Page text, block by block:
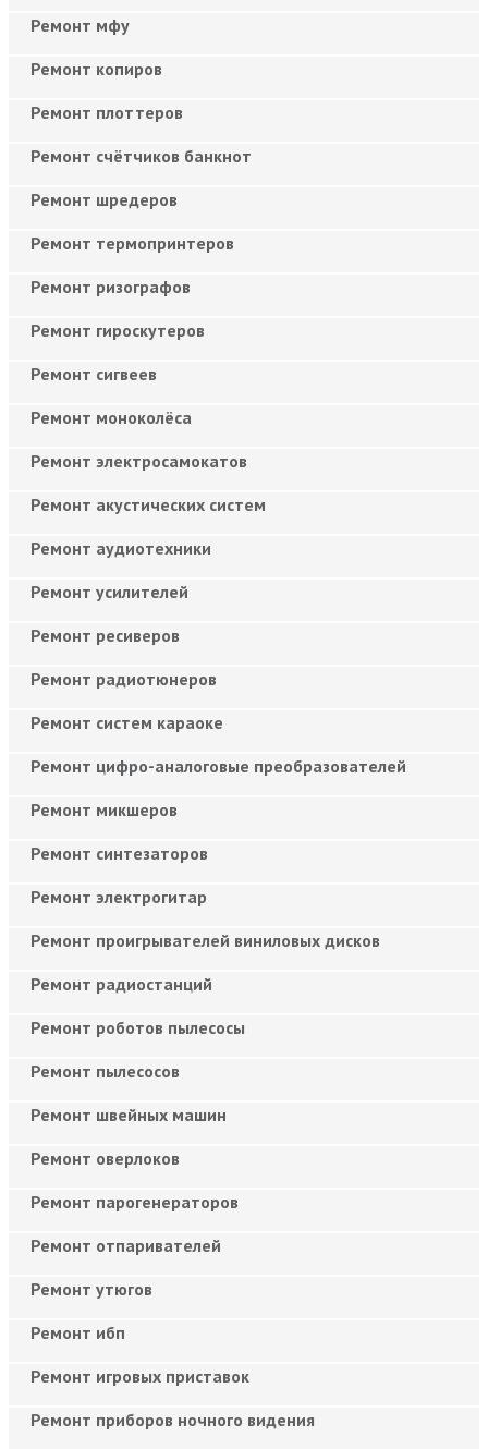
Ремонт мфу
Ремонт копиров
Ремонт плоттеров
Ремонт счётчиков банкнот
Ремонт шредеров
Ремонт термопринтеров
Ремонт ризографов
Ремонт гироскутеров
Ремонт сигвеев
Ремонт моноколёса
Ремонт электросамокатов
Ремонт акустических систем
Ремонт аудиотехники
Ремонт усилителей
Ремонт ресиверов
Ремонт радиотюнеров
Ремонт систем караоке
Ремонт цифро-аналоговые преобразователей
Ремонт микшеров
Ремонт синтезаторов
Ремонт электрогитар
Ремонт проигрывателей виниловых дисков
Ремонт радиостанций
Ремонт роботов пылесосы
Ремонт пылесосов
Ремонт швейных машин
Ремонт оверлоков
Ремонт парогенераторов
Ремонт отпаривателей
Ремонт утюгов
Ремонт ибп
Ремонт игровых приставок
Ремонт приборов ночного видения